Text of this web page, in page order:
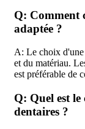
Q: Comment
adaptée ?
A: Le choix d'une
et du matériau.
est préférable de
Q: Quel est le
dentaires ?